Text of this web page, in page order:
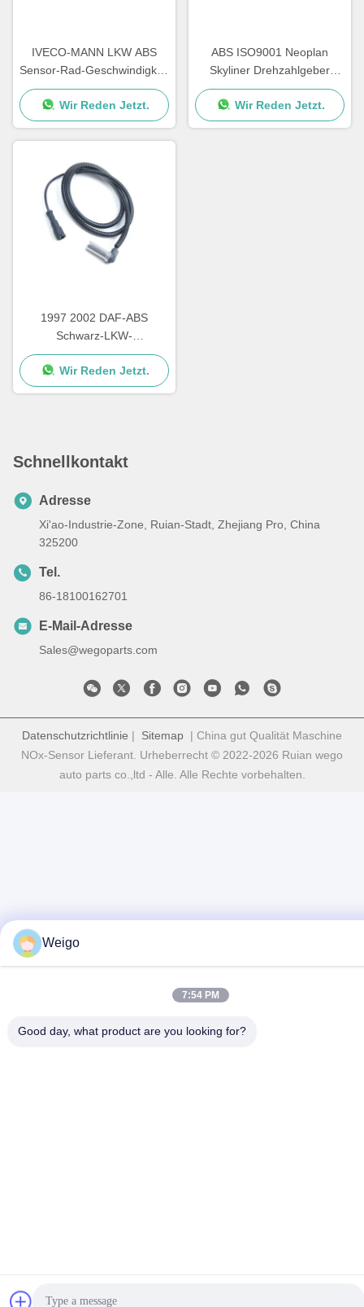
IVECO-MANN LKW ABS
Sensor-Rad-Geschwindigkeit
1987 1784588 5021170125
1506005
Wir Reden Jetzt.
ABS ISO9001 Neoplan
Skyliner Drehzahlgeber
A0015428818 0015423318
Wir Reden Jetzt.
1997 2002 DAF-ABS
Schwarz-LKW-
Drehzahlgeber 4410328790
3029023300 1506003
Wir Reden Jetzt.
Schnellkontakt
Adresse
Xi'ao-Industrie-Zone, Ruian-Stadt, Zhejiang Pro, China
325200
Tel.
86-18100162701
E-Mail-Adresse
Sales@wegoparts.com
Datenschutzrichtlinie | Sitemap | China gut Qualität Maschine
NOx-Sensor Lieferant. Urheberrecht © 2022-2026 Ruian wego
auto parts co.,ltd - Alle. Alle Rechte vorbehalten.
Weigo
7:54 PM
Good day, what product are you looking for?